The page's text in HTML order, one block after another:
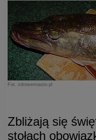
Fot. zdrowemiasto.pl
Zbliżają się
stołach